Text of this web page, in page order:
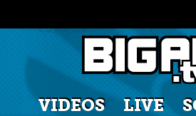
VIDEOS LIVE